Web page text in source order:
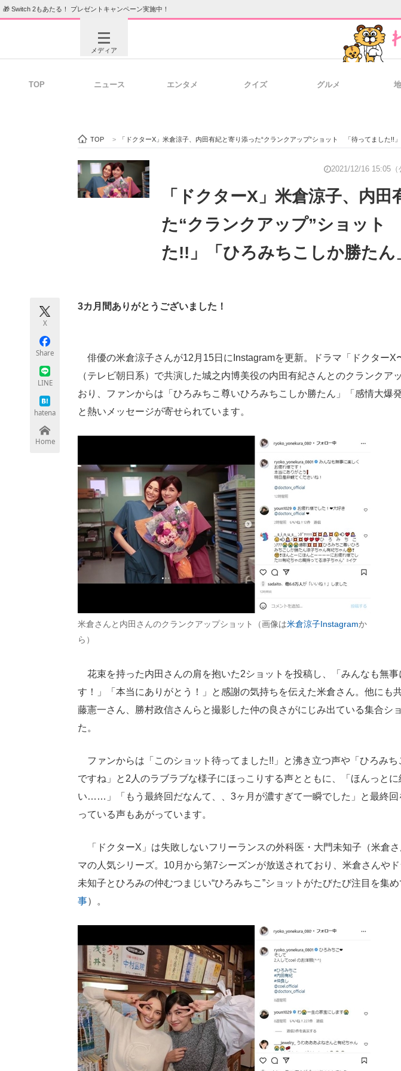
🎁 Switch 2もあたる！ プレゼントキャンペーン実施中！
メディア
ビジネスと働き方のヒント
ITエンジニア向け専門サイト 企業向けIT製品の総合サイト IT製品の技
TOP ニュース エンタメ クイズ グルメ
TOP > 「ドクターX」米倉涼子、内田有紀と寄り添った“クランクアップ”ショット 「待ってました!!
2021/12/16 15:05（
「ドクターX」米倉涼子、内田
た“クランクアップ”ショット
た!!」「ひろみちこしか勝たん
X
Share
LINE
hatena
Home
3カ月間ありがとうございました！
俳優の米倉涼子さんが12月15日にInstagramを更新。ドラマ「ドクターX
（テレビ朝日系）で共演した城之内博美役の内田有紀さんとのクランクア
おり、ファンからは「ひろみちこ尊いひろみちこしか勝たん」「感情大爆
と熱いメッセージが寄せられています。
米倉さんと内田さんのクランクアップショット（画像は米倉涼子Instagramか
ら）
花束を持った内田さんの肩を抱いた2ショットを投稿し、「みんなも無
す！」「本当にありがとう！」と感謝の気持ちを伝えた米倉さん。他にも
藤憲一さん、勝村政信さんらと撮影した仲の良さがにじみ出ている集合シ
た。
ファンからは「このショット待ってました!!」と沸き立つ声や「ひろみ
ですね」と2人のラブラブな様子にほっこりする声とともに、「ほんっと
い……」「もう最終回だなんて、、3ヶ月が濃すぎて一瞬でした」と最終回
っている声もあがっています。
「ドクターX」は失敗しないフリーランスの外科医・大門未知子（米倉
マの人気シリーズ。10月から第7シーズンが放送されており、米倉さんや
未知子とひろみの仲むつまじい“ひろみちこ”ショットがたびたび注目を集
事）。